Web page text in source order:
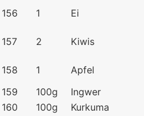
156
1 Ei
157
2 Kiwis
158
1 Apfel
159
100g Ingwer
160
100g Kurkuma